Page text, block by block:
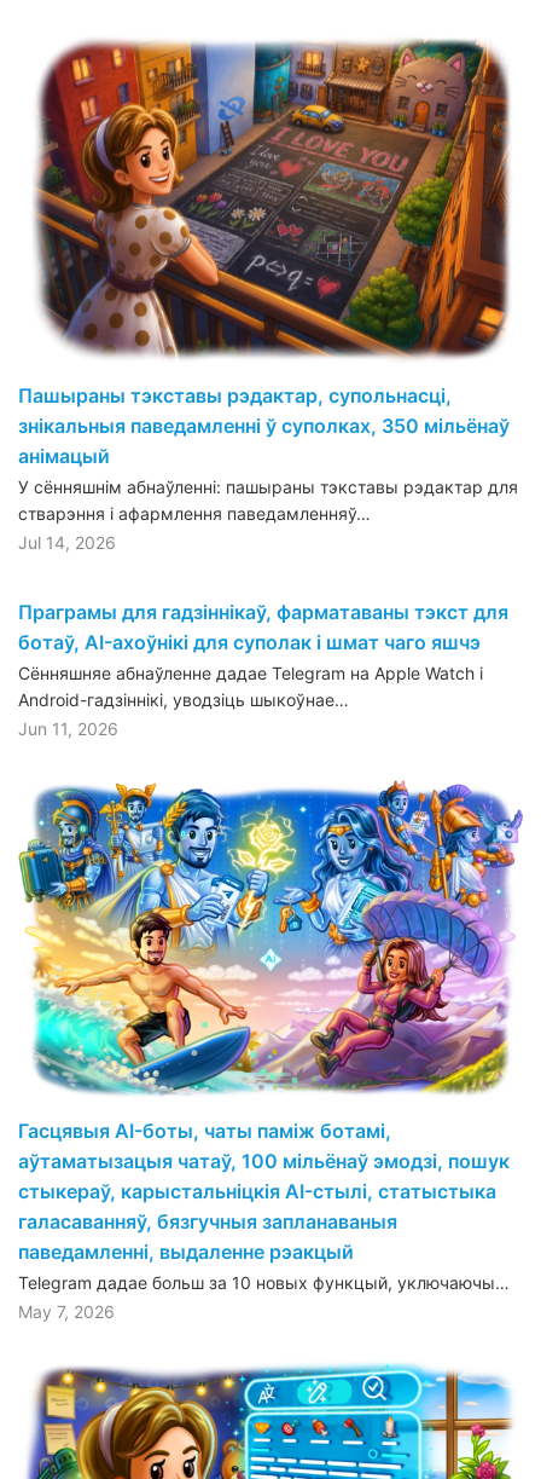
Пашыраны тэкставы рэдактар, супольнасці,
знікальныя паведамленні ў суполках, 350 мільёнаў
анімацый
У сённяшнім абнаўленні: пашыраны тэкставы рэдактар для
стварэння і афармлення паведамленняў…
Jul 14, 2026
Праграмы для гадзіннікаў, фарматаваны тэкст для
ботаў, AI-ахоўнікі для суполак і шмат чаго яшчэ
Сённяшняе абнаўленне дадае Telegram на Apple Watch і
Android-гадзіннікі, уводзіць шыкоўнае…
Jun 11, 2026
Гасцявыя AI-боты, чаты паміж ботамі,
аўтаматызацыя чатаў, 100 мільёнаў эмодзі, пошук
стыкераў, карыстальніцкія AI-стылі, статыстыка
галасаванняў, бязгучныя запланаваныя
паведамленні, выдаленне рэакцый
Telegram дадае больш за 10 новых функцый, уключаючы…
May 7, 2026